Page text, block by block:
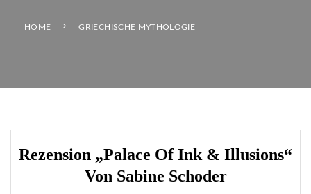
HOME GRIECHISCHE MYTHOLOGIE
Rezension „Palace Of Ink & Illusions“
Von Sabine Schoder